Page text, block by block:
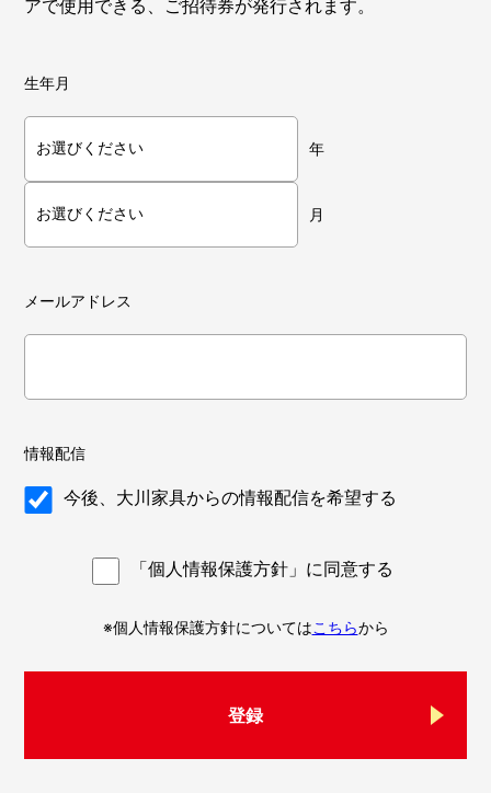
アで使用できる、ご招待券が発行されます。
生年月
年
月
メールアドレス
情報配信
今後、大川家具からの情報配信を希望する
「個人情報保護方針」に同意する
※個人情報保護方針についてはこちらから
登録